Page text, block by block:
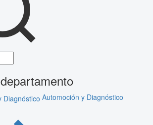
Automoción y Diagnóstico